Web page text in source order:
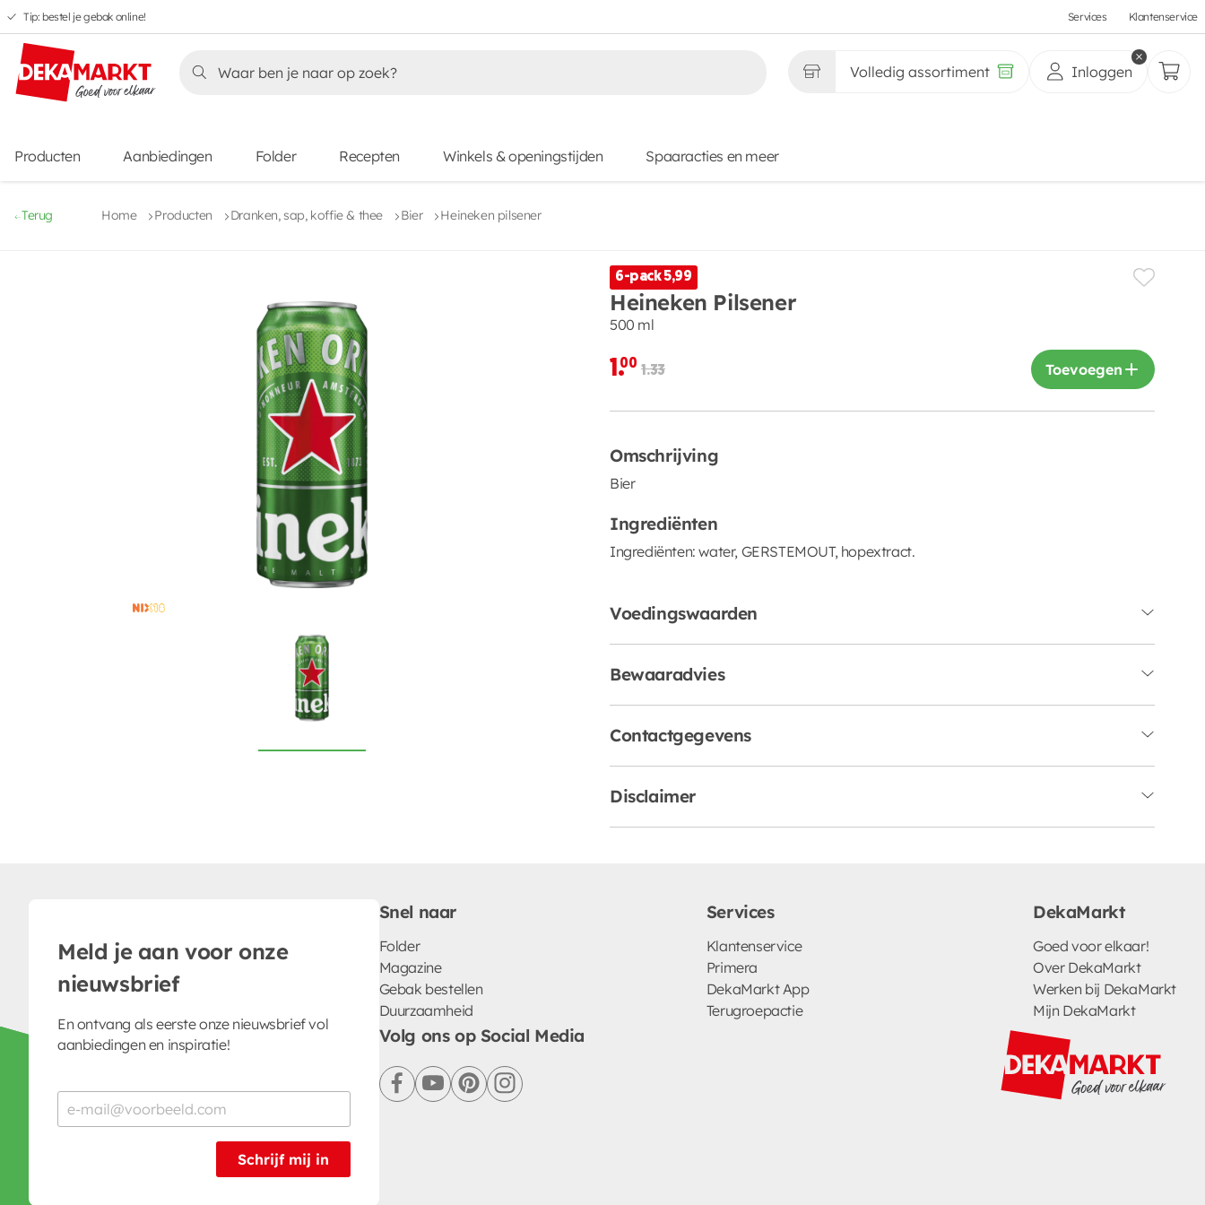
Overslaan
naar
hoofdnavigatie
Overslaan
naar
hoofdinhoud
Overslaan
naar
voettekstinhoud
Overslaan
naar
aanbiedingen
Tip: bestel je gebak online! Services Klantenservice
Volledig assortiment Inloggen
Producten Aanbiedingen Folder Recepten Winkels & openingstijden Spaaracties en meer
Terug Home Producten Dranken, sap, koffie & thee Bier Heineken pilsener
6-pack 5,99
Heineken Pilsener
500 ml
1.00 1.33 Toevoegen
Omschrijving
Bier
Ingrediënten
Ingrediënten: water, GERSTEMOUT, hopextract.
Voedingswaarden
Bewaaradvies
Contactgegevens
Disclaimer
Meld je aan voor onze
nieuwsbrief
En ontvang als eerste onze nieuwsbrief vol
aanbiedingen en inspiratie!
Schrijf mij in
Snel naar
Folder
Magazine
Gebak bestellen
Duurzaamheid
Services
Klantenservice
Primera
DekaMarkt App
Terugroepactie
DekaMarkt
Goed voor elkaar!
Over DekaMarkt
Werken bij DekaMarkt
Mijn DekaMarkt
Volg ons op Social Media
facebookyoutubepinterestinstagram